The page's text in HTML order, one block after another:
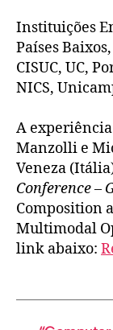
Instituições
Países
CISUC, UC,
NICS,
A experiência
Manzolli e
Veneza
Conference –
Composition
Multimodal
link abaixo: